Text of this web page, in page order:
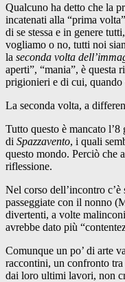
Qualcuno ha detto che la
incatenati alla “prima
di se stessa e in genere
vogliamo o no, tutti noi
la seconda volta
aperti”, “mania”, è questa
prigionieri e di cui, quando
La seconda volta, a
Tutto questo è mancato
di Spazzavento, i quali
questo mondo. Perciò che
riflessione.
Nel corso dell’incontro
passeggiate con il nonno
divertenti, a volte
avrebbe dato più
Comunque un po’ di arte
raccontini, un confronto tra
dai loro ultimi lavori, non